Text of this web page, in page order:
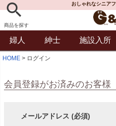
商品を探す
おしゃれなシニア
婦人 紳士 施設入所
HOME ログイン
会員登録がお済みのお客様
メールアドレス (必須)